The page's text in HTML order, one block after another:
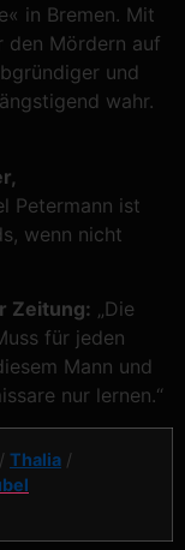
in Bremen. Mit
den Mördern auf
und
wahr.
Petermann ist
wenn nicht
Zeitung: „Die
für jeden
Mann und
nur lernen.“
/ Thalia /